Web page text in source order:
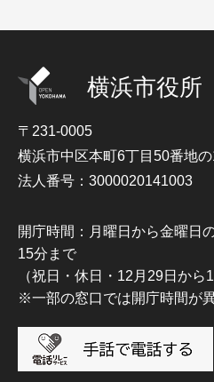
横浜市役所
〒231-0005
横浜市中区本町6丁目50番地
法人番号：3000020141003
開庁時間：月曜日から金曜日
15分まで
（祝日・休日・12月29日から
※一部の窓口では開庁時間が